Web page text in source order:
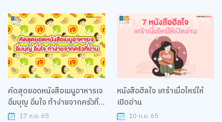
คัดสุดยอดหนังสือเมนูอาหารเจ
อิ่มบุญ อิ่มใจ ทำง่ายจากครัวที่
บ้าน17 ก.ย. 65
หนังสือฮีลใจ เศร้าเมื่อไหร่ให้
เปิดอ่าน
10 ก.ย. 65